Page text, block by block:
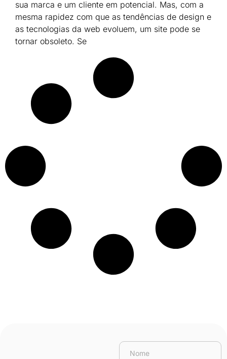
sua marca e um cliente em potencial. Mas, com a
mesma rapidez com que as tendências de design e
as tecnologias da web evoluem, um site pode se
tornar obsoleto. Se